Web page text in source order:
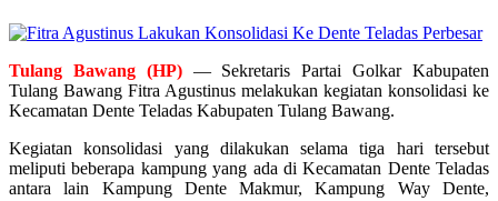
Perbesar
Tulang Bawang (HP)— Sekretaris Partai Golkar Kabupaten
Tulang Bawang Fitra Agustinus melakukan kegiatan konsolidasi ke
Kecamatan Dente Teladas Kabupaten Tulang Bawang.
Kegiatan konsolidasi yang dilakukan selama tiga hari tersebut
meliputi beberapa kampung yang ada di Kecamatan Dente Teladas
antara lain Kampung Dente Makmur, Kampung Way Dente,